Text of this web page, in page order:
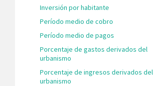
Inversión por habitante
Período medio de cobro
Período medio de pagos
Porcentaje de gastos derivados del
urbanismo
Porcentaje de ingresos derivados del
urbanismo